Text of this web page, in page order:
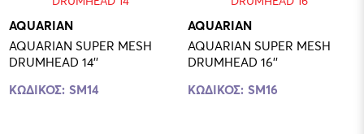
AQUARIAN
AQUARIAN SUPER MESH
DRUMHEAD 14''
ΚΩΔΙΚΟΣ: SM14
AQUARIAN
AQUARIAN SUPER MESH
DRUMHEAD 16''
ΚΩΔΙΚΟΣ: SM16